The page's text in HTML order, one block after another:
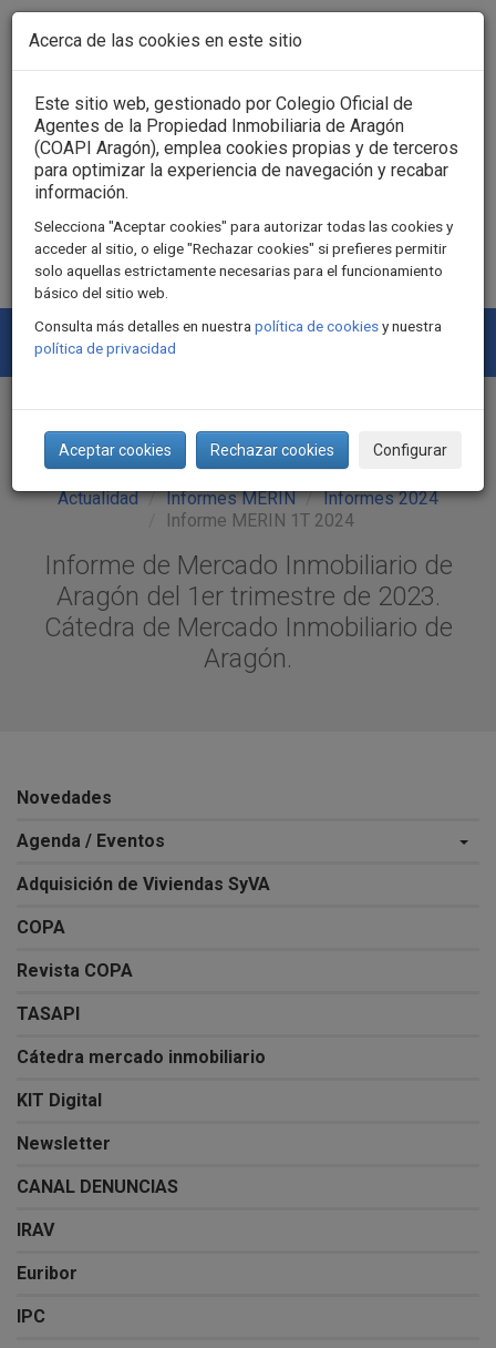
Pasar al contenido principal
Acceso usuarios
Informe MERIN 1T 2024
Actualidad Informes MERIN
Informes 2024
Informe MERIN 1T 2024
Informe de Mercado Inmobiliario de
Aragón del 1er trimestre de 2023.
Cátedra de Mercado Inmobiliario de
Aragón.
Novedades
Agenda / Eventos
Adquisición de Viviendas SyVA
COPA
Revista COPA
TASAPI
Cátedra mercado inmobiliario
KIT Digital
Newsletter
CANAL DENUNCIAS
IRAV
Euribor
IPC
Acerca de las cookies en este sitio
Este sitio web, gestionado por Colegio Oficial de
Agentes de la Propiedad Inmobiliaria de Aragón
(COAPI Aragón), emplea cookies propias y de terceros
para optimizar la experiencia de navegación y recabar
información.
Selecciona "Aceptar cookies" para autorizar todas las cookies y
acceder al sitio, o elige "Rechazar cookies" si prefieres permitir
solo aquellas estrictamente necesarias para el funcionamiento
básico del sitio web.
Consulta más detalles en nuestra política de cookiesy nuestra
política de privacidad
Aceptar cookies Rechazar cookies Configurar